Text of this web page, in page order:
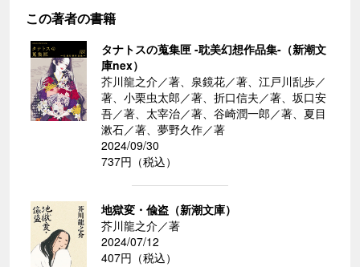
この著者の書籍
タナトスの蒐集匣 -耽美幻想作品集-（新潮文
庫nex）
芥川龍之介／著、泉鏡花／著、江戸川乱歩／
著、小栗虫太郎／著、折口信夫／著、坂口安
吾／著、太宰治／著、谷崎潤一郎／著、夏目
漱石／著、夢野久作／著
2024/09/30
737円（税込）
地獄変・偸盗（新潮文庫）
芥川龍之介／著
2024/07/12
407円（税込）